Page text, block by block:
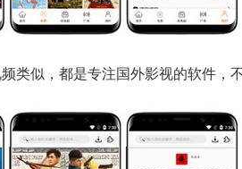
类似，都是专注国外影视的软件，